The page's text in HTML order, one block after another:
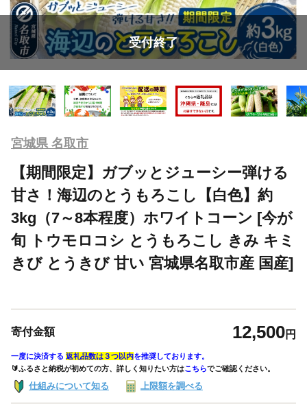
受付終了
宮城県 名取市
【期間限定】ガブッとジューシー弾ける
甘さ！海辺のとうもろこし【白色】約
3kg（7～8本程度）ホワイトコーン [今が
旬 トウモロコシ とうもろこし きみ キミ
きび とうきび 甘い 宮城県名取市産 国産]
寄付金額 12,500円
一度に決済する 返礼品数は３つ以内を推奨しております。
🔰ふるさと納税が初めての方、詳しく知りたい方はこちらでご確認ください。
仕組みについて知る 上限額を調べる